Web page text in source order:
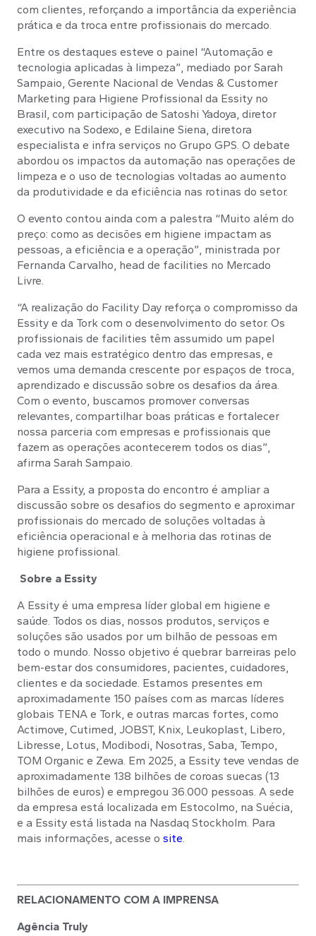
com clientes, reforçando a importância da experiência
prática e da troca entre profissionais do mercado.
Entre os destaques esteve o painel “Automação e
tecnologia aplicadas à limpeza”, mediado por Sarah
Sampaio, Gerente Nacional de Vendas & Customer
Marketing para Higiene Profissional da Essity no
Brasil, com participação de Satoshi Yadoya, diretor
executivo na Sodexo, e Edilaine Siena, diretora
especialista e infra serviços no Grupo GPS. O debate
abordou os impactos da automação nas operações de
limpeza e o uso de tecnologias voltadas ao aumento
da produtividade e da eficiência nas rotinas do setor.
O evento contou ainda com a palestra “Muito além do
preço: como as decisões em higiene impactam as
pessoas, a eficiência e a operação”, ministrada por
Fernanda Carvalho, head de facilities no Mercado
Livre.
“A realização do Facility Day reforça o compromisso da
Essity e da Tork com o desenvolvimento do setor. Os
profissionais de facilities têm assumido um papel
cada vez mais estratégico dentro das empresas, e
vemos uma demanda crescente por espaços de troca,
aprendizado e discussão sobre os desafios da área.
Com o evento, buscamos promover conversas
relevantes, compartilhar boas práticas e fortalecer
nossa parceria com empresas e profissionais que
fazem as operações acontecerem todos os dias”,
afirma Sarah Sampaio.
Para a Essity, a proposta do encontro é ampliar a
discussão sobre os desafios do segmento e aproximar
profissionais do mercado de soluções voltadas à
eficiência operacional e à melhoria das rotinas de
higiene profissional.
Sobre a Essity
A Essity é uma empresa líder global em higiene e
saúde. Todos os dias, nossos produtos, serviços e
soluções são usados por um bilhão de pessoas em
todo o mundo. Nosso objetivo é quebrar barreiras pelo
bem-estar dos consumidores, pacientes, cuidadores,
clientes e da sociedade. Estamos presentes em
aproximadamente 150 países com as marcas líderes
globais TENA e Tork, e outras marcas fortes, como
Actimove, Cutimed, JOBST, Knix, Leukoplast, Libero,
Libresse, Lotus, Modibodi, Nosotras, Saba, Tempo,
TOM Organic e Zewa. Em 2025, a Essity teve vendas de
aproximadamente 138 bilhões de coroas suecas (13
bilhões de euros) e empregou 36.000 pessoas. A sede
da empresa está localizada em Estocolmo, na Suécia,
e a Essity está listada na Nasdaq Stockholm. Para
mais informações, acesse o site.
RELACIONAMENTO COM A IMPRENSA
Agência Truly